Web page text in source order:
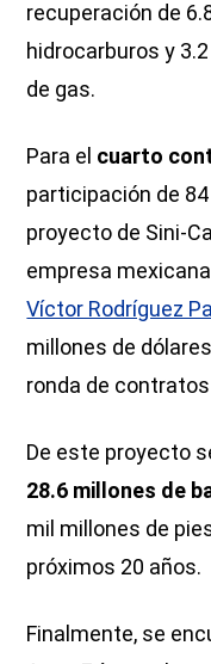
recuperación de
hidrocarburos y
de gas.
Para el cuarto
participación de
proyecto de Sini-
empresa
Víctor Rodríguez
millones de
ronda de
De este proyecto
28.6 millones de
mil millones de
próximos 20 años.
Finalmente, se